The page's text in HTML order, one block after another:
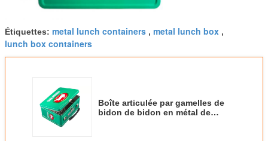
Étiquettes: metal lunch containers , metal lunch box ,
lunch box containers
Boîte articulée par gamelles de
bidon de bidon en métal de